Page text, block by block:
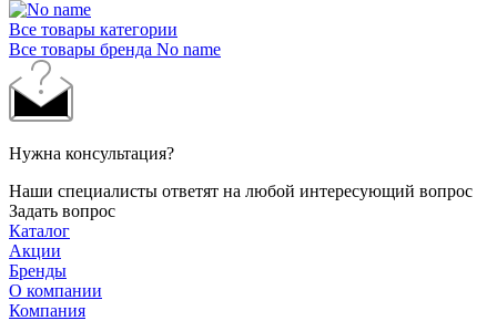
Все товары категории
Все товары бренда No name
Нужна консультация?
Наши специалисты ответят на любой интересующий вопрос
Задать вопрос
Каталог
Акции
Бренды
О компании
Компания